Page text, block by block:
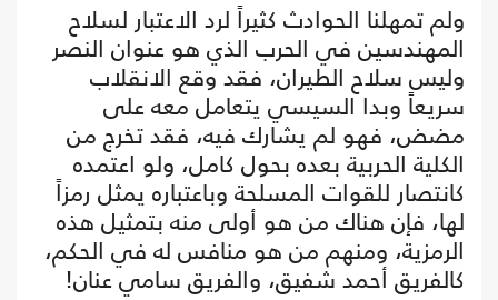
ولم تمهلنا الحوادث كثيراً لرد الاعتبار لسلاح
المهندسين في الحرب الذي هو عنوان النصر
وليس سلاح الطيران، فقد وقع الانقلاب
سريعاً وبدا السيسي يتعامل معه على
مضض، فهو لم يشارك فيه، فقد تخرج من
الكلية الحربية بعده بحول كامل، ولو اعتمده
كانتصار للقوات المسلحة وباعتباره يمثل رمزاً
لها، فإن هناك من هو أولى منه بتمثيل هذه
الرمزية، ومنهم من هو منافس له في الحكم،
كالفريق أحمد شفيق، والفريق سامي عنان!